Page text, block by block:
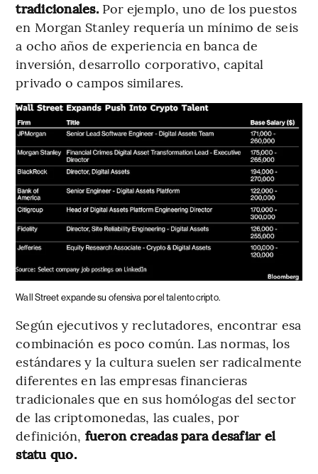
tradicionales.Por ejemplo, uno de los puestos
en Morgan Stanley requería un mínimo de seis
a ocho años de experiencia en banca de
inversión, desarrollo corporativo, capital
privado o campos similares.
Wall Street expande su ofensiva por el talento cripto.
Según ejecutivos y reclutadores, encontrar esa
combinación es poco común. Las normas, los
estándares y la cultura suelen ser radicalmente
diferentes en las empresas financieras
tradicionales que en sus homólogas del sector
de las criptomonedas, las cuales, por
definición, fueron creadas para desafiar el
statu quo.